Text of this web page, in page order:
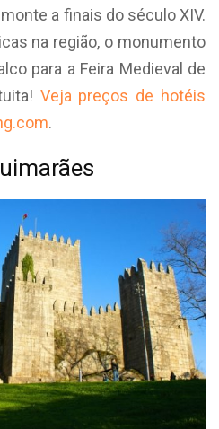
a finais do século XIV.
na região, o monumento
para a Feira Medieval de
Veja preços de hotéis
.